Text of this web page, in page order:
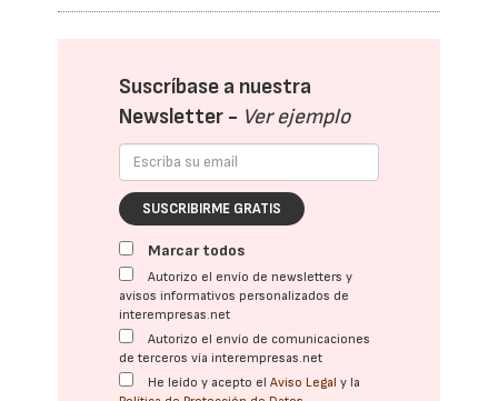
Suscríbase a nuestra
Newsletter - Ver ejemplo
SUSCRIBIRME GRATIS
Marcar todos
Autorizo el envío de newsletters y
avisos informativos personalizados de
interempresas.net
Autorizo el envío de comunicaciones
de terceros vía interempresas.net
He leído y acepto elAviso Legal y la